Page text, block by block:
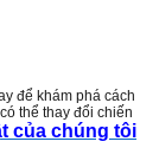
để khám phá cách
thể thay đổi chiến
của chúng tôi